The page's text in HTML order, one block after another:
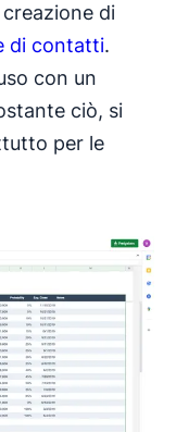
di
di contatti.
con un
ciò, si
per le